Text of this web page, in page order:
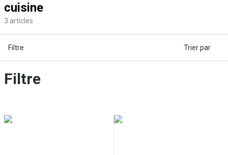
cuisine
3 articles
Filtre Trier par
Filtre